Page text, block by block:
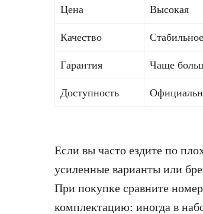
Цена Высокая
Качество Стабильное
Гарантия Чаще
Доступность
Если вы часто ездите по
усиленные варианты или
При покупке сравните
комплектацию: иногда в